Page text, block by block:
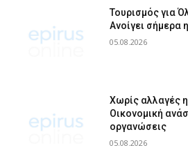
Τουρισμός για
Ανοίγει σήμερα
05.08.2026
Χωρίς αλλαγές
Οικονομική
οργανώσεις
05.08.2026